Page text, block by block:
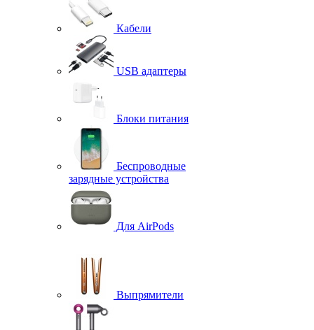
Кабели
USB адаптеры
Блоки питания
Беспроводные
зарядные устройства
Для AirPods
Выпрямители